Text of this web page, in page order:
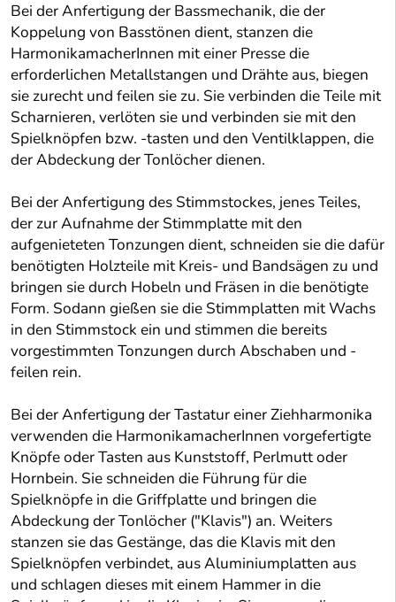
Bei der Anfertigung der Bassmechanik, die der
Koppelung von Basstönen dient, stanzen die
HarmonikamacherInnen mit einer Presse die
erforderlichen Metallstangen und Drähte aus, biegen
sie zurecht und feilen sie zu. Sie verbinden die Teile mit
Scharnieren, verlöten sie und verbinden sie mit den
Spielknöpfen bzw. -tasten und den Ventilklappen, die
der Abdeckung der Tonlöcher dienen.
Bei der Anfertigung des Stimmstockes, jenes Teiles,
der zur Aufnahme der Stimmplatte mit den
aufgenieteten Tonzungen dient, schneiden sie die dafür
benötigten Holzteile mit Kreis- und Bandsägen zu und
bringen sie durch Hobeln und Fräsen in die benötigte
Form. Sodann gießen sie die Stimmplatten mit Wachs
in den Stimmstock ein und stimmen die bereits
vorgestimmten Tonzungen durch Abschaben und -
feilen rein.
Bei der Anfertigung der Tastatur einer Ziehharmonika
verwenden die HarmonikamacherInnen vorgefertigte
Knöpfe oder Tasten aus Kunststoff, Perlmutt oder
Hornbein. Sie schneiden die Führung für die
Spielknöpfe in die Griffplatte und bringen die
Abdeckung der Tonlöcher ("Klavis") an. Weiters
stanzen sie das Gestänge, das die Klavis mit den
Spielknöpfen verbindet, aus Aluminiumplatten aus
und schlagen dieses mit einem Hammer in die